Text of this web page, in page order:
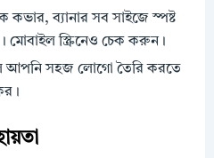
কভার, ব্যানার সব সাইজে স্পষ্ট
মোবাইল স্ক্রিনেও চেক করুন।
সহজ লোগো তৈরি করতে